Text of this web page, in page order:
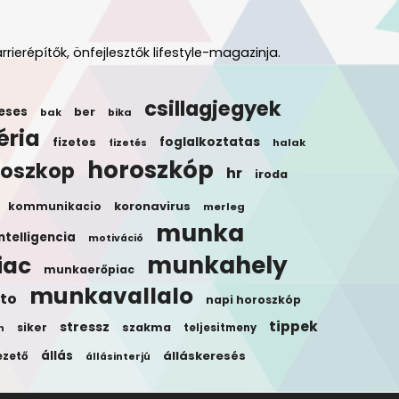
önfejlesztők lifestyle-magazinja.
bak ber bika csillagjegyek
fizetes fizetés foglalkoztatas halak
horoszkóp hr iroda
kommunikacio koronavirus merleg
motiváció munka
munkaerőpiac munkahely
munkavallalo napi horoszkóp
siker stressz szakma teljesitmeny tippek
állás állásinterjú álláskeresés